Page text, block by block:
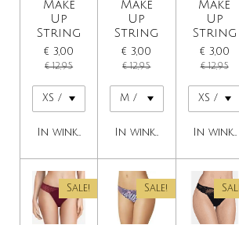
Make
Up
String
€ 3,00
€ 12,95
In winkelwagen
Make
Up
String
€ 3,00
€ 12,95
In winkelwagen
Make
Up
String
€ 3,00
€ 12,95
In
Sale! Sale!